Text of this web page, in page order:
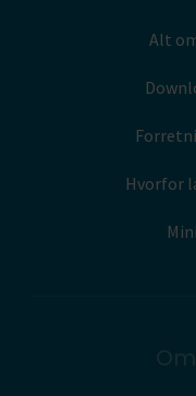
Alt
Hvorfor